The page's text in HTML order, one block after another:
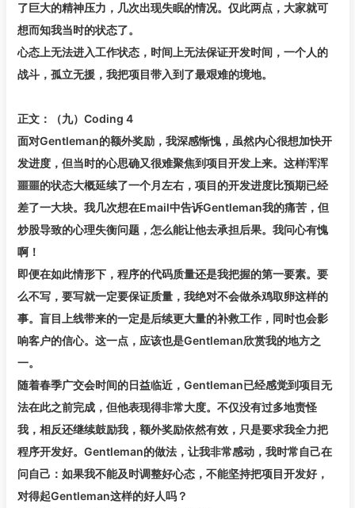
了巨大的精神压力，几次出现失眠的情况。仅此两点，大家就可
想而知我当时的状态了。
心态上无法进入工作状态，时间上无法保证开发时间，一个人的
战斗，孤立无援，我把项目带入到了最艰难的境地。
正文：（九）Coding 4
面对Gentleman的额外奖励，我深感惭愧，虽然内心很想加快开
发进度，但当时的心思确又很难聚焦到项目开发上来。这样浑浑
噩噩的状态大概延续了一个月左右，项目的开发进度比预期已经
差了一大块。我几次想在Email中告诉Gentleman我的痛苦，但
炒股导致的心理失衡问题，怎么能让他去承担后果。我问心有愧
啊！
即便在如此情形下，程序的代码质量还是我把握的第一要素。要
么不写，要写就一定要保证质量，我绝对不会做杀鸡取卵这样的
事。盲目上线带来的一定是后续更大量的补救工作，同时也会影
响客户的信心。这一点，应该也是Gentleman欣赏我的地方之
一。
随着春季广交会时间的日益临近，Gentleman已经感觉到项目无
法在此之前完成，但他表现得非常大度。不仅没有过多地责怪
我，相反还继续鼓励我，额外奖励依然有效，只是要求我全力把
程序开发好。Gentleman的做法，让我非常感动，我时常自己在
问自己：如果我不能及时调整好心态，不能坚持把项目开发好，
对得起Gentleman这样的好人吗？